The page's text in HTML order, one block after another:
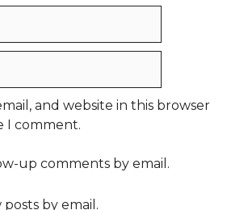
and website in this browser
I comment.
up comments by email.
by email.